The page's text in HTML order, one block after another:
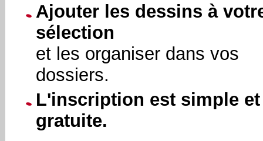
Ajouter les dessins à
sélection
et les organiser dans vos
dossiers.
L'inscription est simple et
gratuite.